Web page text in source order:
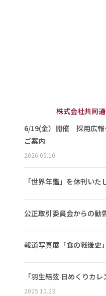
株式会社共同
6/19(金）開催 採用広報
ご案内
2026.05.10
「世界年鑑」を休刊いた
公正取引委員会からの勧
報道写真展「食の戦後史
「羽生結弦 日めくりカ
2025.10.23